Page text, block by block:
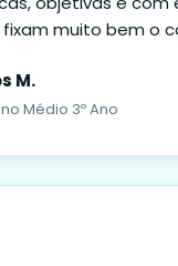
muito bem o
M.
Médio 3º Ano